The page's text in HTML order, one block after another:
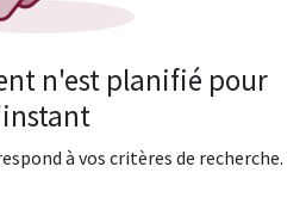
n'est planifié pour
à vos critères de recherche.